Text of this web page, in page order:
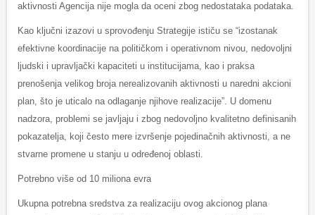
aktivnosti Agencija nije mogla da oceni zbog nedostataka podataka.
Kao ključni izazovi u sprovođenju Strategije ističu se “izostanak
efektivne koordinacije na političkom i operativnom nivou, nedovoljni
ljudski i upravljački kapaciteti u institucijama, kao i praksa
prenošenja velikog broja nerealizovanih aktivnosti u naredni akcioni
plan, što je uticalo na odlaganje njihove realizacije”. U domenu
nadzora, problemi se javljaju i zbog nedovoljno kvalitetno definisanih
pokazatelja, koji često mere izvršenje pojedinačnih aktivnosti, a ne
stvarne promene u stanju u određenoj oblasti.
Potrebno više od 10 miliona evra
Ukupna potrebna sredstva za realizaciju ovog akcionog plana